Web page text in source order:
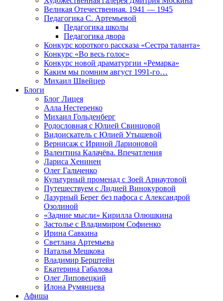
Великая Отечественная. 1941 — 1945
Педагогика С. Артемьевой
Педагогика школы
Педагогика двора
Конкурс короткого рассказа «Сестра таланта»
Конкурс «Во весь голос»
Конкурс новой драматургии «Ремарка»
Каким мы помним август 1991-го…
Михаил Швейцер
Блоги
Блог Лицея
Алла Нестеренко
Михаил Гольденберг
Родословная с Юлией Свинцовой
Видоискатель с Юлией Утышевой
Вернисаж с Ириной Ларионовой
Валентина Калачёва. Впечатления
Лариса Хенинен
Олег Гальченко
Культурный променад с Зоей Арнаутовой
Путешествуем с Лидией Винокуровой
Лазурный Берег без пафоса с Александрой
Озолиной
«Задние мысли» Кирилла Олюшкина
Застолье с Владимиром Софиенко
Ирина Савкина
Светлана Артемьева
Наталья Мешкова
Владимир Берштейн
Екатерина Габалова
Олег Липовецкий
Илона Румянцева
Афиша